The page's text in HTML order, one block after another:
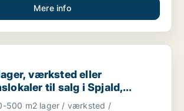
Mere info
værksted eller produktionslokaler til salg i
værksted eller
til salg i Spjald,
Tim m.fl.
500 m2 lager / værksted /